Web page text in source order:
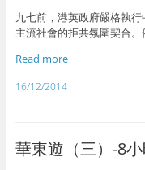
九七前，港英政府嚴格執
主流社會的拒共氛圍契合
Read more
16/12/2014
華東遊（三）-8